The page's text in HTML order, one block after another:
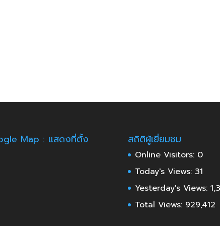
Map : แสดงที่ตั้ง สถิติผู้เยี่ยมชม
Online Visitors: 0
Today's Views: 31
Yesterday's Views:
Total Views: 929,412